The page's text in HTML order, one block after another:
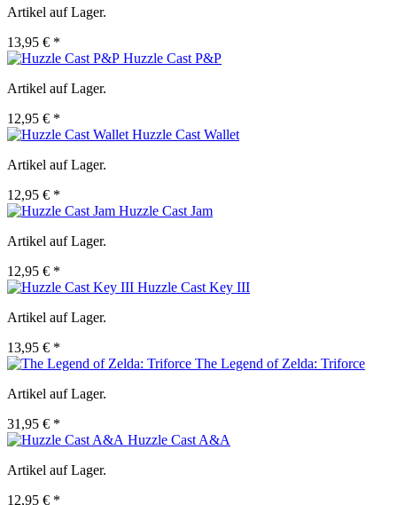
Artikel auf Lager.
13,95 € *
Huzzle Cast P&P
Artikel auf Lager.
12,95 € *
Huzzle Cast Wallet
Artikel auf Lager.
12,95 € *
Huzzle Cast Jam
Artikel auf Lager.
12,95 € *
Huzzle Cast Key III
Artikel auf Lager.
13,95 € *
The Legend of Zelda: Triforce
Artikel auf Lager.
31,95 € *
Huzzle Cast A&A
Artikel auf Lager.
12,95 € *